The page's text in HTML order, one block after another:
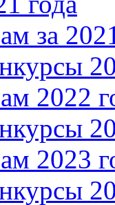
за
2022
2023